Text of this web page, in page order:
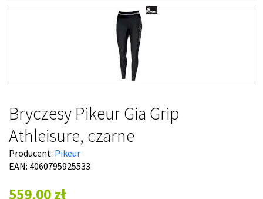
Bryczesy Pikeur Gia Grip
Athleisure, czarne
Producent: Pikeur
EAN: 4060795925533
559,00 zł